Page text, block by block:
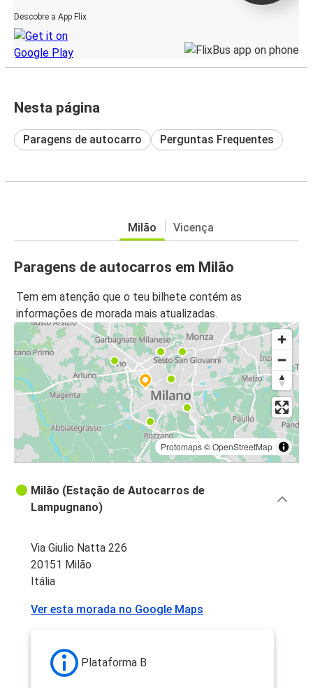
Descobre a App Flix
Nesta página
Paragens de autocarro Perguntas Frequentes
Milão Vicença
Paragens de autocarros em Milão
Tem em atenção que o teu bilhete contém as
informações de morada mais atualizadas.
Protomaps©OpenStreetMap
Milão (Estação de Autocarros de
Lampugnano)
Via Giulio Natta 226
20151 Milão
Itália
Ver esta morada no Google Maps
Plataforma B